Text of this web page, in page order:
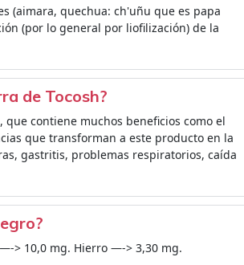
(aimara, quechua: ch'uñu que es papa
(por lo general por liofilización) de la
de Tocosh?
contiene muchos beneficios como el
que transforman a este producto en la
gastritis, problemas respiratorios, caída
> 10,0 mg. Hierro —-> 3,30 mg.